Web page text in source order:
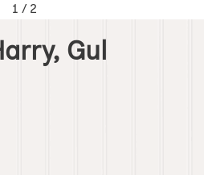
1 / 2
Gul
Harry, Gul Sittande